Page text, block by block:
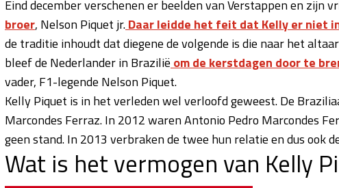
Eind december verschenen er beelden van Verstappen en zijn
broer, Nelson Piquet jr.Daar leidde het feit dat Kelly er niet
de traditie inhoudt dat diegene de volgende is die naar het
bleef de Nederlander in Brazilië om de kerstdagen door te
vader, F1-legende Nelson Piquet.
Kelly Piquet is in het verleden wel verloofd geweest. De
Marcondes Ferraz. In 2012 waren Antonio Pedro Marcondes
geen stand. In 2013 verbraken de twee hun relatie en dus ook
Wat is het vermogen van Kelly